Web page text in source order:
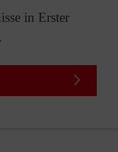
in Erster